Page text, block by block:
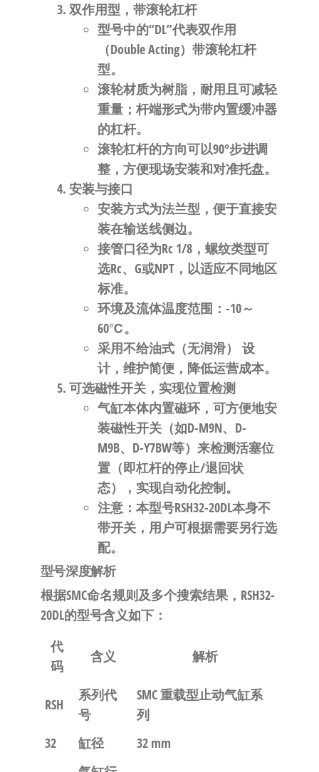
双作用型，带滚轮杠杆
型号中的“DL”代表双作用
（Double Acting）带滚轮杠杆
型。
滚轮材质为树脂，耐用且可减轻
重量；杆端形式为带内置缓冲器
的杠杆。
滚轮杠杆的方向可以90°步进调
整，方便现场安装和对准托盘。
安装与接口
安装方式为法兰型 ，便于直接安
装在输送线侧边。
接管口径为Rc 1/8，螺纹类型可
选Rc、G或NPT，以适应不同地区
标准。
环境及流体温度范围： -10～
60℃。
采用不给油式（无润滑）
设
计，维护简便，降低运营成本。
可选磁性开关，实现位置检测
气缸本体内置磁环，可方便地安
装磁性开关（如D-M9N、D-
M9B、D-Y7BW等）来检测活塞位
置（即杠杆的停止/退回状
态），实现自动化控制。
注意：本型号RSH32-20DL本身不
带开关，用户可根据需要另行选
配。
型号深度解析
根据SMC命名规则及多个搜索结果，RSH32-
20DL的型号含义如下：
代
码
含义 解析
RSH
系列代
号
SMC 重载型止动气缸系
列
32
缸径
32 mm